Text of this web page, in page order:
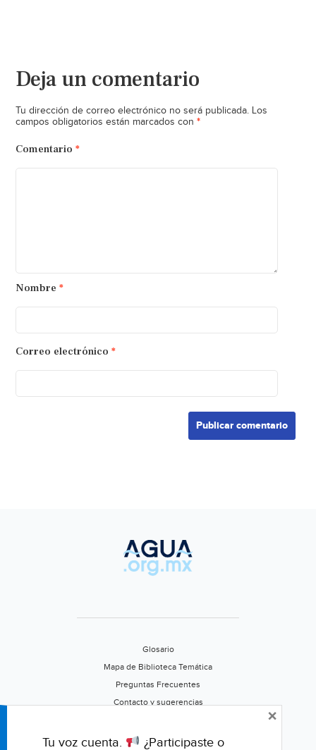
Deja un comentario
Tu dirección de correo electrónico no será publicada. Los
campos obligatorios están marcados con *
Comentario *
Nombre *
Correo electrónico *
Glosario
Mapa de Biblioteca Temática
Preguntas Frecuentes
Contacto y sugerencias
Califica este portal
Tu voz cuenta. ¿Participaste o
×